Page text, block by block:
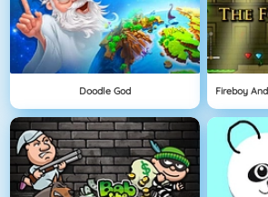
Doodle God